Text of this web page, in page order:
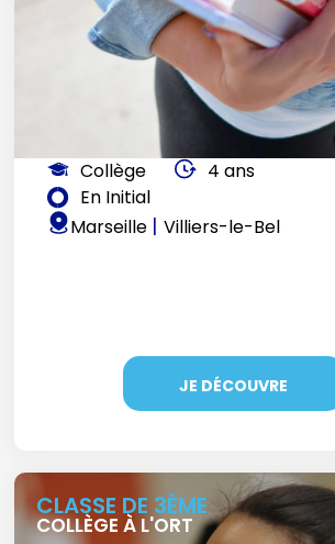
Collège
4 ans
En Initial
Marseille | Villiers-le-Bel
JE DÉCOUVRE
CLASSE DE 3ÈME
COLLÈGE À L'ORT